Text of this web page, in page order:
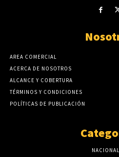
AREA COMERCIAL
ACERCA DE NOSOTROS
ALCANCE Y COBERTURA
TÉRMINOS Y CONDICIONES
POLÍTICAS DE PUBLICACIÓN
NACIONAL